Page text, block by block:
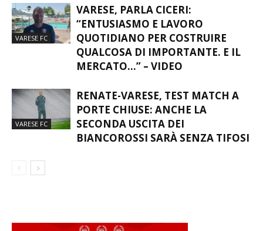
VARESE FC
VARESE, PARLA CICERI:
“ENTUSIASMO E LAVORO
QUOTIDIANO PER COSTRUIRE
QUALCOSA DI IMPORTANTE. E IL
MERCATO…” – VIDEO
VARESE FC
RENATE-VARESE, TEST MATCH A
PORTE CHIUSE: ANCHE LA
SECONDA USCITA DEI
BIANCOROSSI SARÀ SENZA TIFOSI